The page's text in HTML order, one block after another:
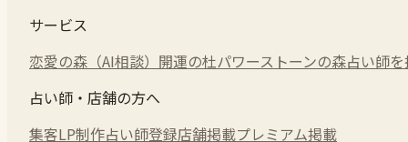
サービス
恋愛の森（AI相談） 開運の杜パワーストーンの森占い師
占い師・店舗の方へ
集客LP制作占い師登録店舗掲載プレミアム掲載